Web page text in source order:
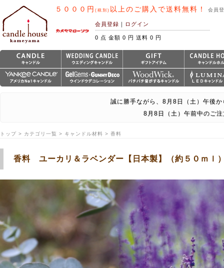
５０００円 (税別) 以上のご購入で送料無料！ 会員
会員登録 ｜ ログイン
0 点 金額 0 円 送料 0 円
誠に勝手ながら、8月8日（土）午後
8月8日（土）午前中のご
トップ > カテゴリ一覧 > キャンドル材料 > 香料
香料 ユーカリ＆ラベンダー【日本製】（約５０ｍｌ